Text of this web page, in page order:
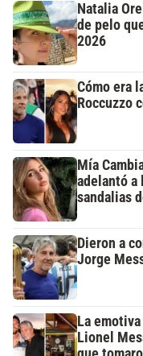
Natalia
de pelo
2026
Cómo era
Roccuzzo
Mía
adelantó a
sandalias
Dieron a
Jorge
La
Lionel